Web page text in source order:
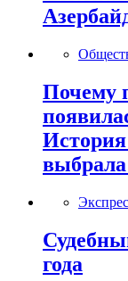
Почему
История
года